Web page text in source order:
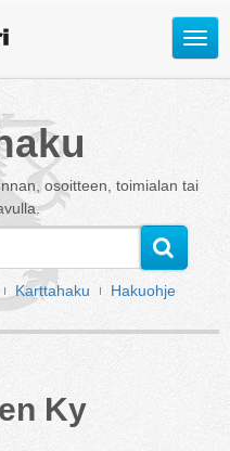
Avaa
osoitteen, toimialan tai
Karttahaku Hakuohje
Ky